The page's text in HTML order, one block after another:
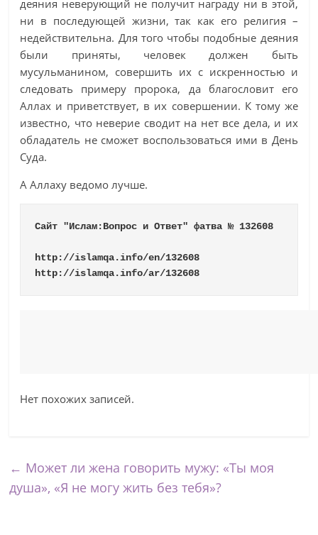
деяния неверующий не получит награду ни в этой,
ни в последующей жизни, так как его религия –
недействительна. Для того чтобы подобные деяния
были приняты, человек должен быть
мусульманином, совершить их с искренностью и
следовать примеру пророка, да благословит его
Аллах и приветствует, в их совершении. К тому же
известно, что неверие сводит на нет все дела, и их
обладатель не сможет воспользоваться ими в День
Суда.
А Аллаху ведомо лучше.
Сайт "Ислам:Вопрос и Ответ" фатва № 132608
http://islamqa.info/en/132608
http://islamqa.info/ar/132608
Нет похожих записей.
← Может ли жена говорить мужу: «Ты моя
душа», «Я не могу жить без тебя»?